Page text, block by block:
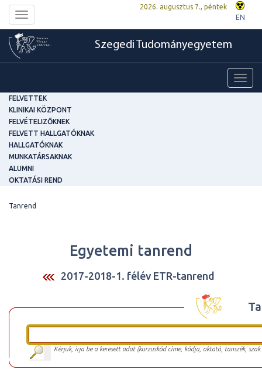
Toggle
navigation
2026. augusztus 7., péntek
EN
Szegedi Tudományegyetem
FELVETTEK
KLINIKAI KÖZPONT
FELVÉTELIZŐKNEK
FELVETT HALLGATÓKNAK
HALLGATÓKNAK
MUNKATÁRSAKNAK
ALUMNI
OKTATÁSI REND
Tanrend
Egyetemi tanrend
2017-2018-1. félév ETR-tanrend
Kérjük, írja be a keresett adat (kurzuskód címe, kódja, oktató, tanszék,